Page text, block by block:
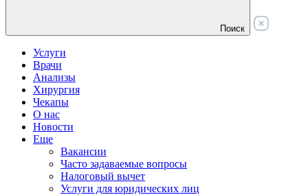
Поиск
Услуги
Врачи
Анализы
Хирургия
Чекапы
О нас
Новости
Еще
Вакансии
Часто задаваемые вопросы
Налоговый вычет
Услуги для юридических лиц